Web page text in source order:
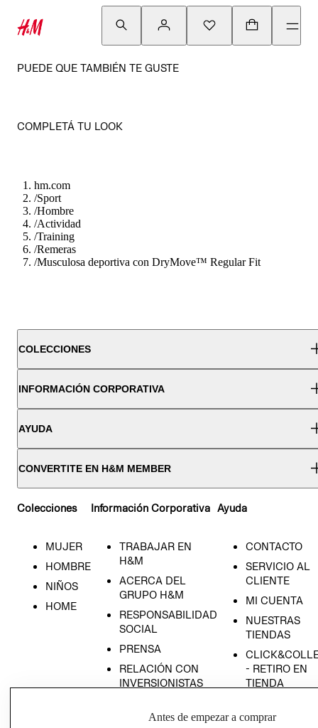
PUEDE QUE TAMBIÉN TE GUSTE
COMPLETÁ TU LOOK
hm.com
/Sport
/Hombre
/Actividad
/Training
/Remeras
/Musculosa deportiva con DryMove™ Regular Fit
COLECCIONES
INFORMACIÓN CORPORATIVA
AYUDA
CONVERTITE EN H&M MEMBER
Colecciones
MUJER
HOMBRE
NIÑOS
HOME
Información Corporativa
TRABAJAR EN
H&M
ACERCA DEL
GRUPO H&M
RESPONSABILIDAD
SOCIAL
PRENSA
RELACIÓN CON
INVERSIONISTAS
EMPRESARIAL
Ayuda
CONTACTO
SERVICIO AL
CLIENTE
MI CUENTA
NUESTRAS
TIENDAS
- RETIRO EN
TIENDA
CONDICIONES
Antes de empezar a comprar